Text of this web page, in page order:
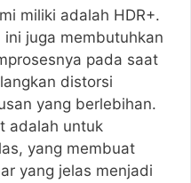
miliki adalah HDR+.
juga membutuhkan
pada saat
distorsi
yang berlebihan.
adalah untuk
yang membuat
yang jelas menjadi